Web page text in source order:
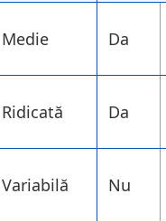
Medie Da
Ridicată Da
Variabilă Nu